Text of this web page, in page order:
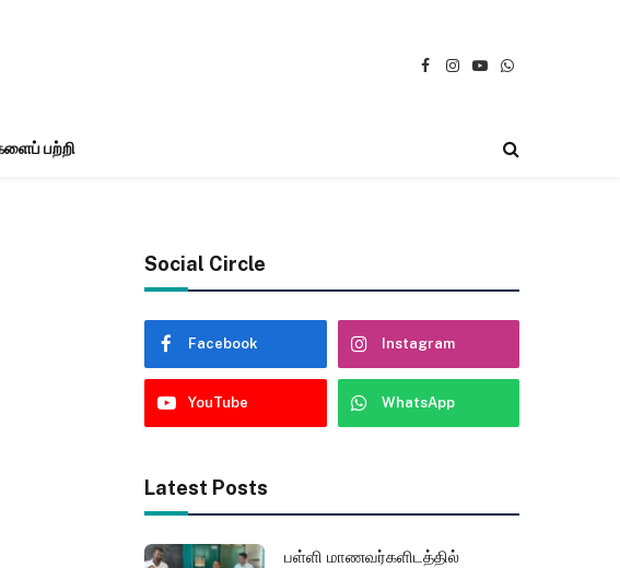
Facebook
Instagram
YouTubeWhatsApp
பற்றி
Social Circle
Facebook Instagram
YouTube WhatsApp
Latest Posts
பள்ளி மாணவர்களிடத்தில்